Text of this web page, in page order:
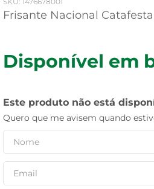
Frisante Nacional
Disponível em
Este produto não está
Quero que me avisem quando